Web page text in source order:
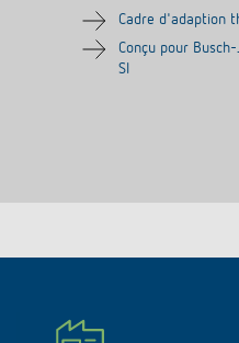
Cadre d'adaption
Conçu pour
SI